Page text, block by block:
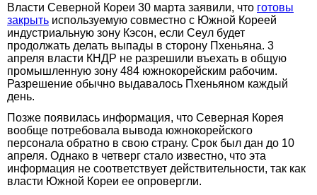
Власти Северной Кореи 30 марта заявили, что готовы
закрыть используемую совместно с Южной Кореей
индустриальную зону Кэсон, если Сеул будет
продолжать делать выпады в сторону Пхеньяна. 3
апреля власти КНДР не разрешили въехать в общую
промышленную зону 484 южнокорейским рабочим.
Разрешение обычно выдавалось Пхеньяном каждый
день.
Позже появилась информация, что Северная Корея
вообще потребовала вывода южнокорейского
персонала обратно в свою страну. Срок был дан до 10
апреля. Однако в четверг стало известно, что эта
информация не соответствует действительности, так как
власти Южной Кореи ее опровергли.